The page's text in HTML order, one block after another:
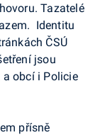
Tazatelé
Identitu
ČSÚ
jsou
obcí i Policie
přísně